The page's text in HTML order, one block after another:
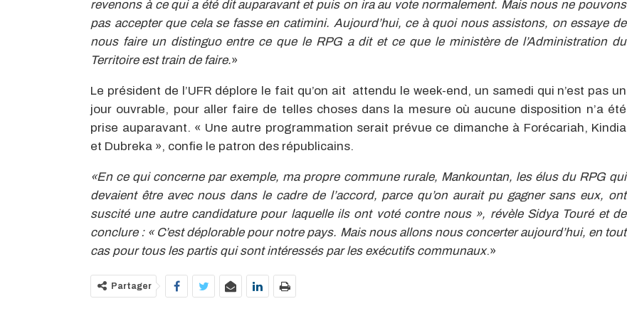
revenons à ce qui a été dit auparavant et puis on ira au vote normalement. Mais nous ne pouvons
pas accepter que cela se fasse en catimini. Aujourd’hui, ce à quoi nous assistons, on essaye de
nous faire un distinguo entre ce que le RPG a dit et ce que le ministère de l’Administration du
Territoire est train de faire.»
Le président de l’UFR déplore le fait qu’on ait attendu le week-end, un samedi qui n’est pas un
jour ouvrable, pour aller faire de telles choses dans la mesure où aucune disposition n’a été
prise auparavant. « Une autre programmation serait prévue ce dimanche à Forécariah, Kindia
et Dubreka », confie le patron des républicains.
«En ce qui concerne par exemple, ma propre commune rurale, Mankountan, les élus du RPG qui
devaient être avec nous dans le cadre de l’accord, parce qu’on aurait pu gagner sans eux, ont
suscité une autre candidature pour laquelle ils ont voté contre nous », révèle Sidya Touré et de
conclure : « C’est déplorable pour notre pays. Mais nous allons nous concerter aujourd’hui, en tout
cas pour tous les partis qui sont intéressés par les exécutifs communaux.»
Partager